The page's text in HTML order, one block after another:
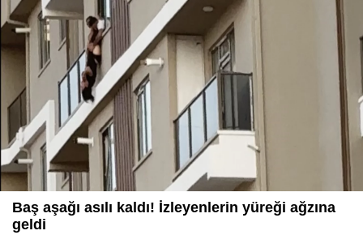
Baş aşağı asılı kaldı! İzleyenlerin yüreği ağzına
geldi